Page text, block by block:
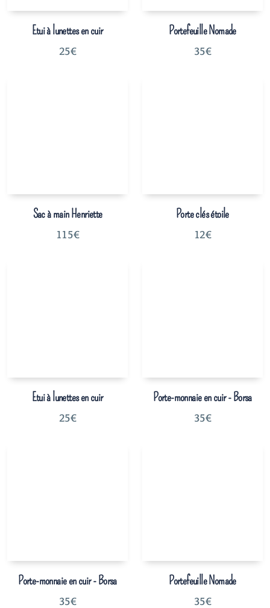
Etui à lunettes en cuir
25€
Portefeuille Nomade
35€
Sac à main Henriette
115€
Porte clés étoile
12€
Etui à lunettes en cuir
25€
Porte-monnaie en cuir - Borsa
35€
Porte-monnaie en cuir - Borsa
35€
Portefeuille Nomade
35€